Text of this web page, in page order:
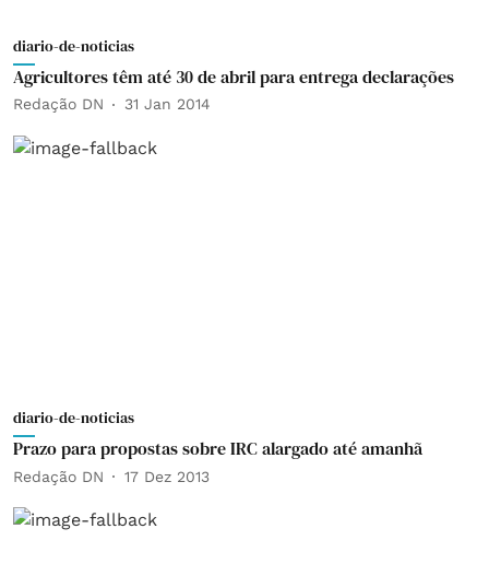
diario-de-noticias
Agricultores têm até 30 de abril para entrega declarações
Redação DN 31 Jan 2014
diario-de-noticias
Prazo para propostas sobre IRC alargado até amanhã
Redação DN 17 Dez 2013